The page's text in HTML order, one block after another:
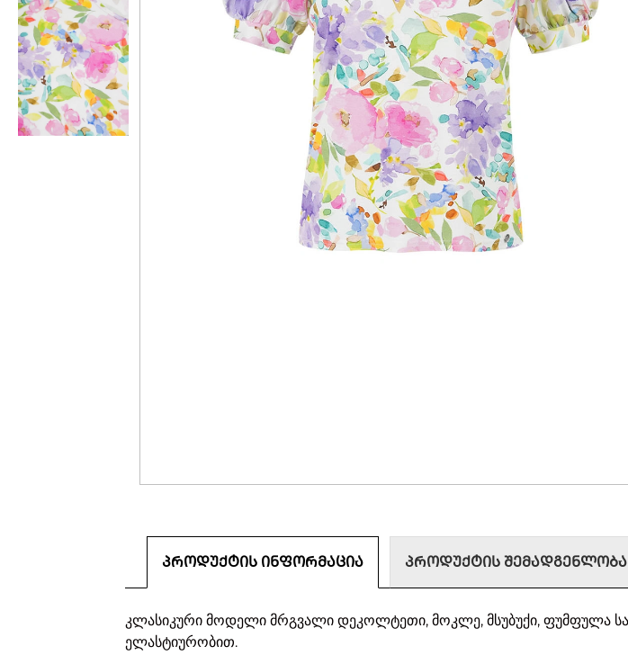
ᲞᲠᲝᲓᲣᲥᲢᲘᲡ ᲘᲜᲤᲝᲠᲛᲐᲪᲘᲐ ᲞᲠᲝᲓᲣᲥᲢᲘᲡ
კლასიკური მოდელი მრგვალი დეკოლტეთი, მოკლე, მსუბუქი, ფუმფულა
ელასტიურობით.